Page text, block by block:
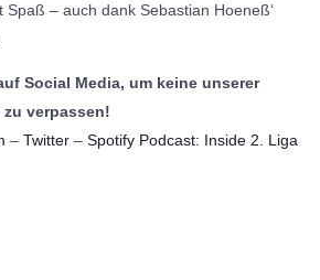
– auch dank Sebastian Hoeneß‘
Social Media, um keine unserer
verpassen!
– Twitter – Spotify Podcast: Inside 2. Liga